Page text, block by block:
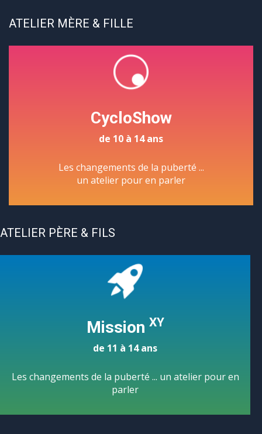
ATELIER MÈRE & FILLE
CycloShow
de 10 à 14 ans
Les changements de la puberté ...
un atelier pour en parler
ATELIER PÈRE & FILS
Mission XY
de 11 à 14 ans
Les changements de la puberté ... un atelier pour en
parler